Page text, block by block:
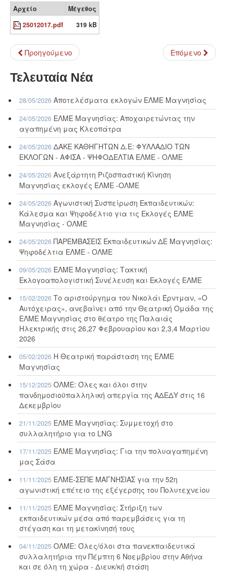
Αρχείο
Μέγεθος
25012017.pdf
319 kB
Προηγούμενο Επόμενο
Τελευταία Νέα
28/05/2026 Αποτελέσματα εκλογών ΕΛΜΕ Μαγνησίας
24/05/2026 ΕΛΜΕ Μαγνησίας: Αποχαιρετώντας την
αγαπημένη μας Κλεοπάτρα
24/05/2026 ΔΑΚΕ ΚΑΘΗΓΗΤΩΝ Δ.Ε: ΦΥΛΛΑΔΙΟ ΤΩΝ
ΕΚΛΟΓΩΝ - ΑΦΙΣΑ - ΨΗΦΟΔΕΛΤΙΑ ΕΛΜΕ - ΟΛΜΕ
24/05/2026 Ανεξάρτητη Ριζοσπαστική Κίνηση
Μαγνησίας εκλογές ΕΛΜΕ -ΟΛΜΕ
24/05/2026 Αγωνιστική Συσπείρωση Εκπαιδευτικών:
Κάλεσμα και Ψηφοδέλτιο για τις Εκλογές ΕΛΜΕ
Μαγνησίας - ΟΛΜΕ
24/05/2026 ΠΑΡΕΜΒΑΣΕΙΣ Εκπαιδευτικών ΔΕ Μαγνησίας:
Ψηφοδέλτια ΕΛΜΕ - ΟΛΜΕ
09/05/2026 ΕΛΜΕ Μαγνησίας: Τακτική
Εκλογοαπολογιστική Συνέλευση και Εκλογές ΕΛΜΕ
15/02/2026 Το αριστούργημα του Νικολάι Έρντμαν, «Ο
Αυτόχειρας», ανεβαίνει από την Θεατρική Ομάδα της
ΕΛΜΕ Μαγνησίας στο θέατρο της Παλαιάς
Ηλεκτρικής στις 26,27 Φεβρουαρίου και 2,3,4 Μαρτίου
2026
05/02/2026 Η Θεατρική παράσταση της ΕΛΜΕ
Μαγνησίας
15/12/2025 ΟΛΜΕ: Όλες και όλοι στην
πανδημοσιοϋπαλληλική απεργία της ΑΔΕΔΥ στις 16
Δεκεμβρίου
21/11/2025 ΕΛΜΕ Μαγνησίας: Συμμετοχή στο
συλλαλητήριο για το LNG
17/11/2025 ΕΛΜΕ Μαγνησίας: Για την πολυαγαπημένη
μας Σάσα
11/11/2025 ΕΛΜΕ-ΣΕΠΕ ΜΑΓΝΗΣΙΑΣ για την 52η
αγωνιστική επέτειο της εξέγερσης του Πολυτεχνείου
11/11/2025 ΕΛΜΕ Μαγνησίας: Στήριξη των
εκπαιδευτικών μέσα από παρεμβάσεις για τη
στέγαση και τη μετακίνησή τους
04/11/2025 ΟΛΜΕ: Όλες/όλοι στα πανεκπαιδευτικά
συλλαλητήρια την Πέμπτη 6 Νοεμβρίου στην Αθήνα
και σε όλη τη χώρα - Διευκ/κή στάση